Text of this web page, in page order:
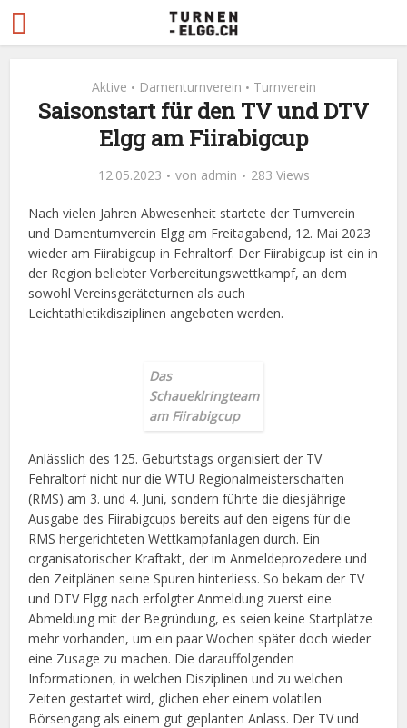
Aktive • Damenturnverein • Turnverein
Saisonstart für den TV und DTV
Elgg am Fiirabigcup
12.05.2023 von admin 283 Views
Nach vielen Jahren Abwesenheit startete der Turnverein
und Damenturnverein Elgg am Freitagabend, 12. Mai 2023
wieder am Fiirabigcup in Fehraltorf. Der Fiirabigcup ist ein in
der Region beliebter Vorbereitungswettkampf, an dem
sowohl Vereinsgeräteturnen als auch
Leichtathletikdisziplinen angeboten werden.
Das
Schaueklringteam
am Fiirabigcup
Anlässlich des 125. Geburtstags organisiert der TV
Fehraltorf nicht nur die WTU Regionalmeisterschaften
(RMS) am 3. und 4. Juni, sondern führte die diesjährige
Ausgabe des Fiirabigcups bereits auf den eigens für die
RMS hergerichteten Wettkampfanlagen durch. Ein
organisatorischer Kraftakt, der im Anmeldeprozedere und
den Zeitplänen seine Spuren hinterliess. So bekam der TV
und DTV Elgg nach erfolgter Anmeldung zuerst eine
Abmeldung mit der Begründung, es seien keine Startplätze
mehr vorhanden, um ein paar Wochen später doch wieder
eine Zusage zu machen. Die darauffolgenden
Informationen, in welchen Disziplinen und zu welchen
Zeiten gestartet wird, glichen eher einem volatilen
Börsengang als einem gut geplanten Anlass. Der TV und